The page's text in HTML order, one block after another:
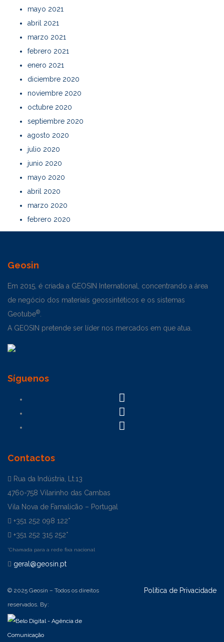
mayo 2021
abril 2021
marzo 2021
febrero 2021
enero 2021
diciembre 2020
noviembre 2020
octubre 2020
septiembre 2020
agosto 2020
julio 2020
junio 2020
mayo 2020
abril 2020
marzo 2020
febrero 2020
Geosin
Em 2015, é criada a GEOSIN International, concentrando a área
de negócio dos materiais geossintéticos e os sistemas
Geotube®.
A GEOSIN pretende ser líder nos mercados em que atua.
Síguenos
Contactos
Rua da Indústria, Lt.13
4760-758 Vilarinho das Cambas
Vila Nova de Famalicão – Portugal
+351 252 098 122*
+351 252 315 252*
*Chamada para a rede fixa nacional
geral@geosin.pt
© 2025 Geosin – Todos os direitos
reservados. By:
Política de Privacidade